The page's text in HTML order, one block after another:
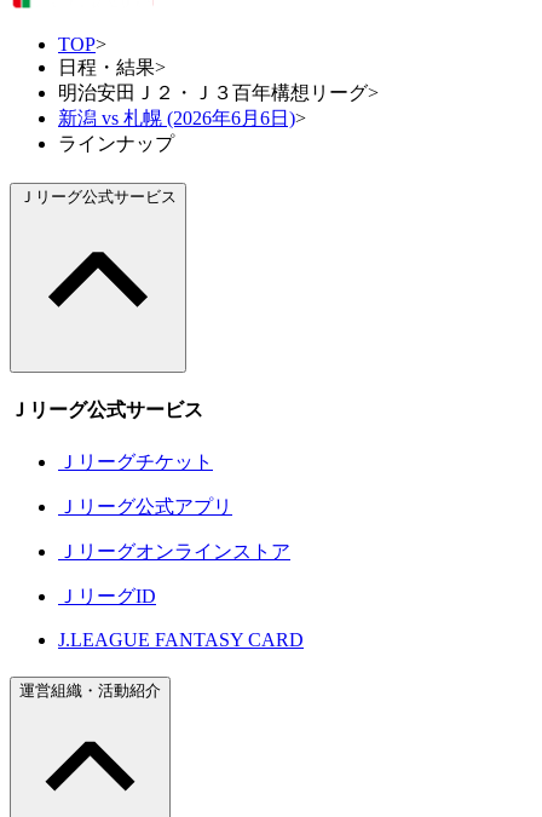
TOP>
日程・結果>
明治安田Ｊ２・Ｊ３百年構想リーグ>
新潟 vs 札幌 (2026年6月6日)>
ラインナップ
Ｊリーグ公式サービス
Ｊリーグ公式サービス
Ｊリーグチケット
Ｊリーグ公式アプリ
Ｊリーグオンラインストア
ＪリーグID
J.LEAGUE FANTASY CARD
運営組織・活動紹介